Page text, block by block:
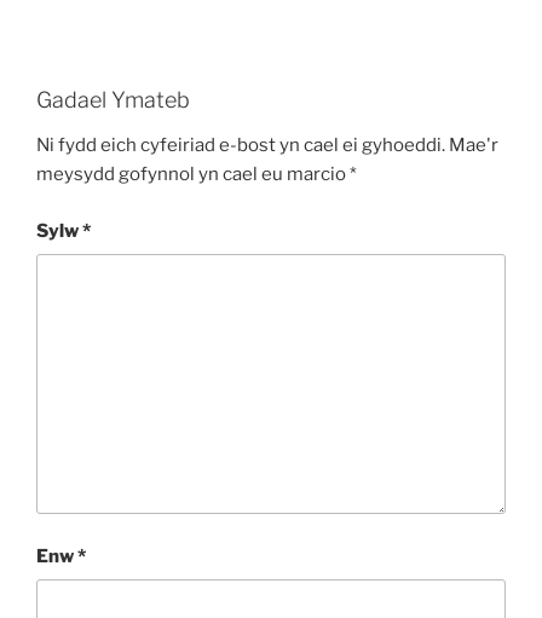
Gadael Ymateb
Ni fydd eich cyfeiriad e-bost yn cael ei gyhoeddi. Mae'r
meysydd gofynnol yn cael eu marcio*
Sylw*
Enw*